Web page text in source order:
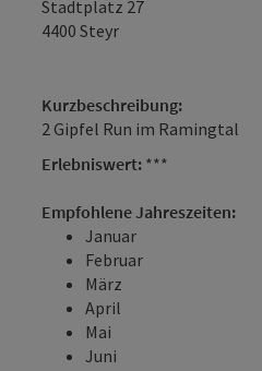
Stadtplatz 27
4400 Steyr
Kurzbeschreibung:
2 Gipfel Run im Ramingtal
Erlebniswert: ***
Empfohlene Jahreszeiten:
Januar
Februar
März
April
Mai
Juni